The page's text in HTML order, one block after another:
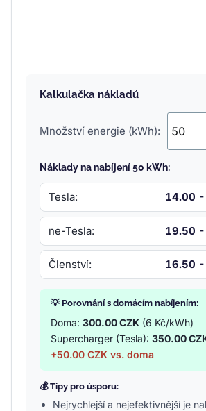
Kalkulačka nákladů
Množství energie (kWh):
Náklady na nabíjení 50 kWh:
Tesla: 14.00 -
ne-Tesla: 19.50 -
Členství: 16.50 -
💡 Porovnání s domácím nabíjením:
Doma: 300.00 CZK (6 Kč/kWh)
Supercharger (Tesla): 350.00
+50.00 CZK vs. doma
💰 Tipy pro úsporu:
Nejrychlejší a nejefektivnější je